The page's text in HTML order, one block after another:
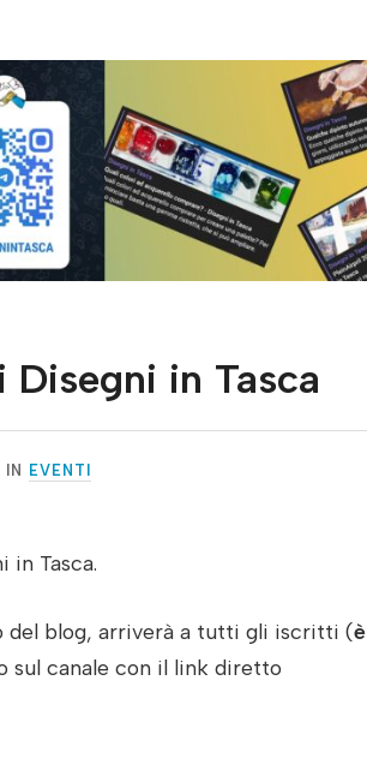
Disegni in Tasca
IN EVENTI
in Tasca.
del blog, arriverà a tutti gli iscritti (è
sul canale con il link diretto